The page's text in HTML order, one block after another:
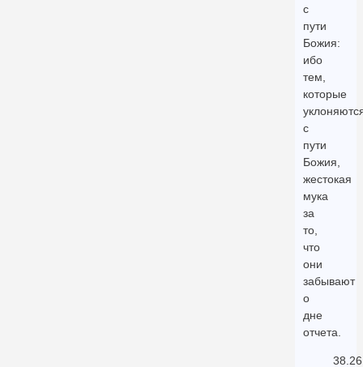
с
пути
Божия:
ибо
тем,
которые
с
пути
Божия,
жестокая
мука
за
то,
что
они
забывают
о
дне
отчета.
38.26